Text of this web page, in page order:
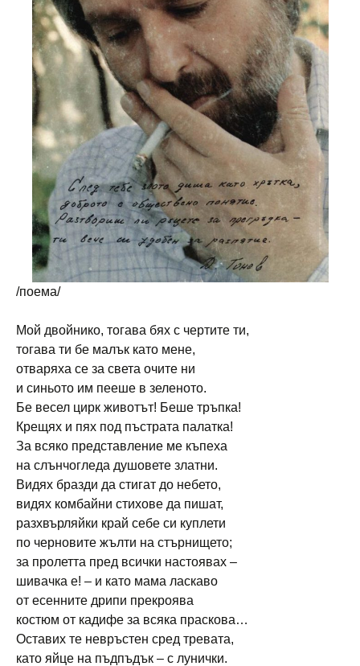
/поема/
Мой двойнико, тогава бях с чертите ти,
тогава ти бе малък като мене,
отваряха се за света очите ни
и синьото им пееше в зеленото.
Бе весел цирк животът! Беше тръпка!
Крещях и пях под пъстрата палатка!
За всяко представление ме къпеха
на слънчогледа душовете златни.
Видях бразди да стигат до небето,
видях комбайни стихове да пишат,
разхвърляйки край себе си куплети
по черновите жълти на стърнището;
за пролетта пред всички настоявах –
шивачка е! – и като мама ласкаво
от есенните дрипи прекроява
костюм от кадифе за всяка праскова…
Оставих те невръстен сред тревата,
като яйце на пъдпъдък – с лунички.